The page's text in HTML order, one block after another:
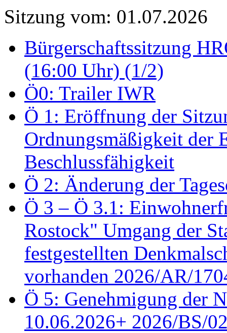
Sitzung vom: 01.07.2026
Bürgerschaftssitzung
(16:00 Uhr) (1/2)
Ö0: Trailer IWR
Ö 1: Eröffnung der
Ordnungsmäßigkeit der
Beschlussfähigkeit
Ö 2: Änderung der
Ö 3 – Ö 3.1:
Rostock" Umgang der
festgestellten
vorhanden 2026/AR/
Ö 5: Genehmigung der
10.06.2026+ 2026/BS/